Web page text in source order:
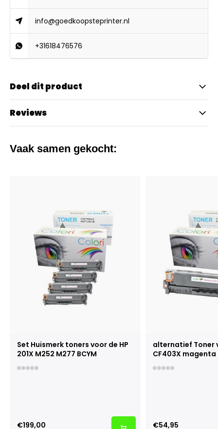
info@goedkoopsteprinter.nl
+31618476576
Deel dit product
Reviews
Vaak samen gekocht:
Set Huismerk toners voor de HP
201X M252 M277 BCYM
€199,00
alternatief Toner
CF403X magenta
€54,95